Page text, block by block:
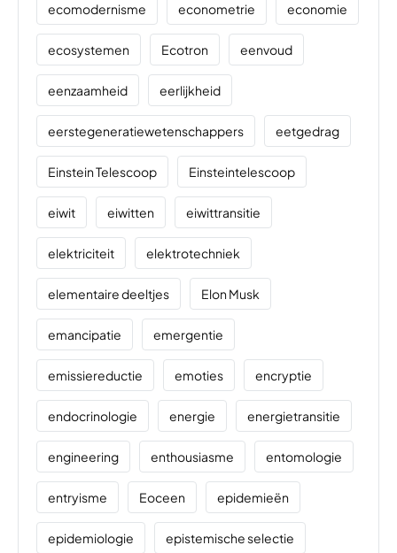
ecomodernisme econometrie economie
ecosystemen Ecotron eenvoud
eenzaamheid eerlijkheid
eerstegeneratiewetenschappers eetgedrag
Einstein Telescoop Einsteintelescoop
eiwit eiwitten eiwittransitie
elektriciteit elektrotechniek
elementaire deeltjes Elon Musk
emancipatie emergentie
emissiereductie emoties encryptie
endocrinologie energie energietransitie
engineering enthousiasme entomologie
entryisme Eoceen epidemieën
epidemiologie epistemische selectie